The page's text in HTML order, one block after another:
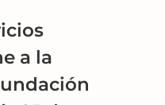
a la